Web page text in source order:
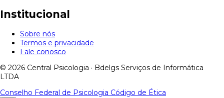
Institucional
Sobre nós
Termos e privacidade
Fale conosco
© 2026 Central Psicologia · Bdelgs Serviços de Informática
LTDA
Conselho Federal de Psicologia Código de Ética